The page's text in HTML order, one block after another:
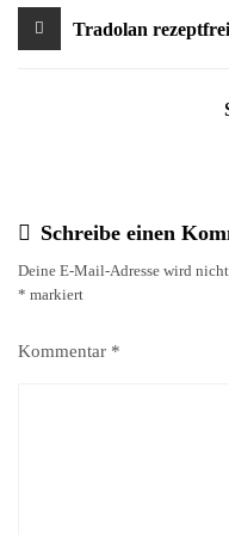
Beitragsnavigation
Tradolan
Schreibe einen
Deine E-Mail-Adresse wird
* markiert
Kommentar *